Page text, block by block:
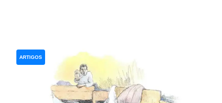
ARTIGOS